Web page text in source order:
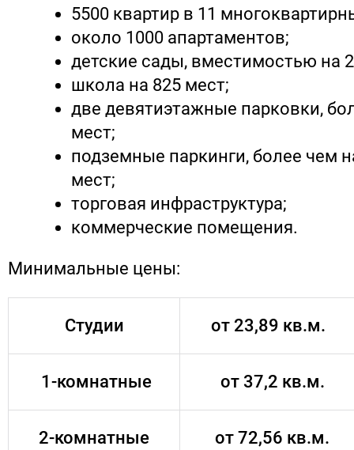
5500 квартир в 11
около 1000 апартаментов;
детские сады, вместимостью на
школа на 825 мест;
две девятиэтажные парковки,
мест;
подземные паркинги, более чем
мест;
торговая инфраструктура;
коммерческие помещения.
Минимальные цены:
Студии от 23,89 кв.м.
1-комнатные от 37,2 кв.м.
2-комнатные от 72,56 кв.м.